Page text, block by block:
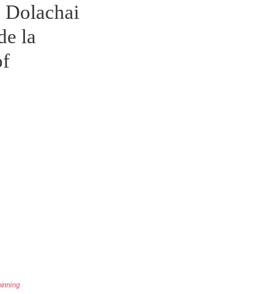
Dolachai
la